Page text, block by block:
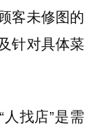
客未修图的
针对具体菜
找店”是需